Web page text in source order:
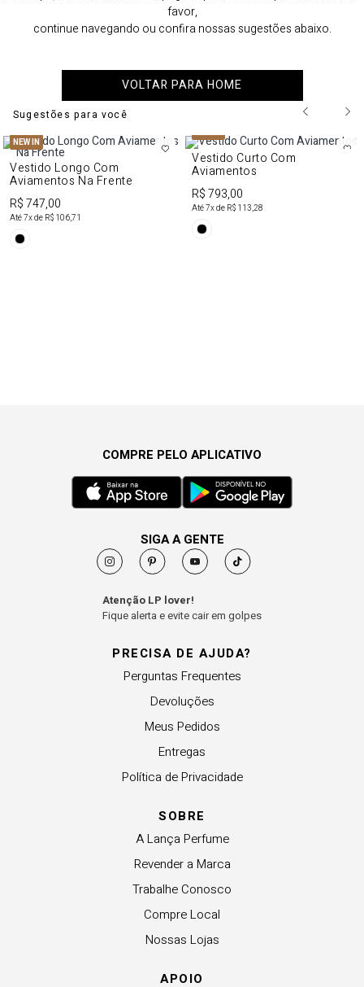
favor,
continue navegando ou confira nossas sugestões abaixo.
VOLTAR PARA HOME
Sugestões para você
NEW IN
Vestido Longo Com
Aviamentos Na Frente
R$ 747,00
Até7x de R$ 106,71
NEW IN
Vestido Curto Com
Aviamentos
R$ 793,00
Até7x de R$ 113,28
PRECISA DE AJUDA?
Perguntas Frequentes
Devoluções
Meus Pedidos
Entregas
Política de Privacidade
SOBRE
A Lança Perfume
Revender a Marca
Trabalhe Conosco
Compre Local
Nossas Lojas
APOIO
COMPRE PELO APLICATIVO
SIGA A GENTE
Atenção LP lover!
Fique alerta e evite cair em golpes